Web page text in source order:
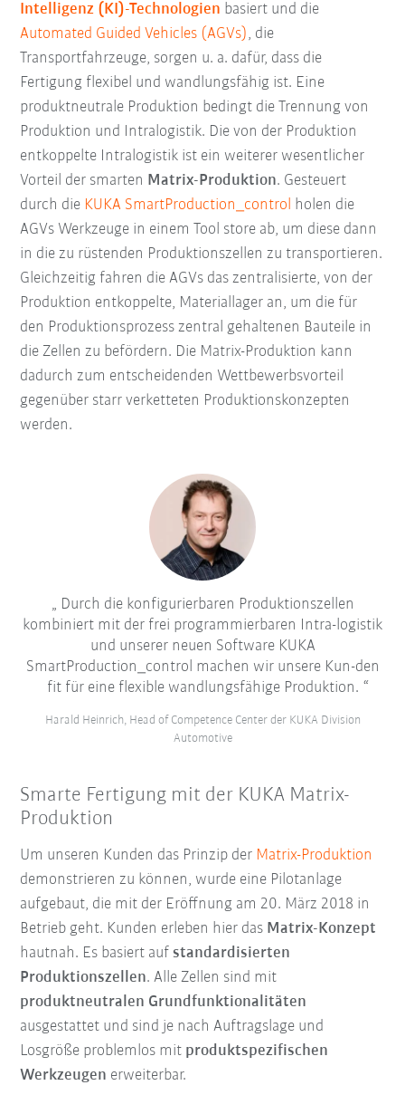
Intelligenz (KI)-Technologien basiert und die
Automated Guided Vehicles (AGVs), die
Transportfahrzeuge, sorgen u. a. dafür, dass die
Fertigung flexibel und wandlungsfähig ist. Eine
produktneutrale Produktion bedingt die Trennung von
Produktion und Intralogistik. Die von der Produktion
entkoppelte Intralogistik ist ein weiterer wesentlicher
Vorteil der smarten Matrix-Produktion. Gesteuert
durch die KUKA SmartProduction_control holen die
AGVs Werkzeuge in einem Tool store ab, um diese dann
in die zu rüstenden Produktionszellen zu transportieren.
Gleichzeitig fahren die AGVs das zentralisierte, von der
Produktion entkoppelte, Materiallager an, um die für
den Produktionsprozess zentral gehaltenen Bauteile in
die Zellen zu befördern. Die Matrix-Produktion kann
dadurch zum entscheidenden Wettbewerbsvorteil
gegenüber starr verketteten Produktionskonzepten
werden.
Durch die konfigurierbaren Produktionszellen
kombiniert mit der frei programmierbaren Intra-logistik
und unserer neuen Software KUKA
SmartProduction_control machen wir unsere Kun-den
fit für eine flexible wandlungsfähige Produktion.
Harald Heinrich, Head of Competence Center der KUKA Division
Automotive
Smarte Fertigung mit der KUKA Matrix-
Produktion
Um unseren Kunden das Prinzip der Matrix-Produktion
demonstrieren zu können, wurde eine Pilotanlage
aufgebaut, die mit der Eröffnung am 20. März 2018 in
Betrieb geht. Kunden erleben hier das Matrix-Konzept
hautnah. Es basiert aufstandardisierten
Produktionszellen. Alle Zellen sind mit
produktneutralen Grundfunktionalitäten
ausgestattet und sind je nach Auftragslage und
Losgröße problemlos mit produktspezifischen
Werkzeugen erweiterbar.